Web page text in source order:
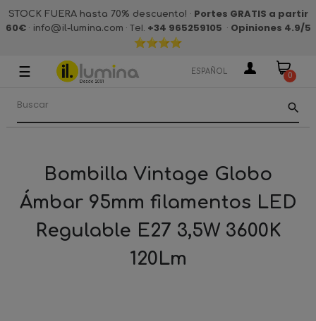
STOCK FUERA hasta 70% descuento! · Portes GRATIS a partir
60€· info@il-lumina.com · Tel. +34 965259105 · Opiniones 4.9/5
Navegación
palanca
☰ ESPAÑOL 0
search
Bombilla Vintage Globo
Ámbar 95mm filamentos LED
Regulable E27 3,5W 3600K
120Lm